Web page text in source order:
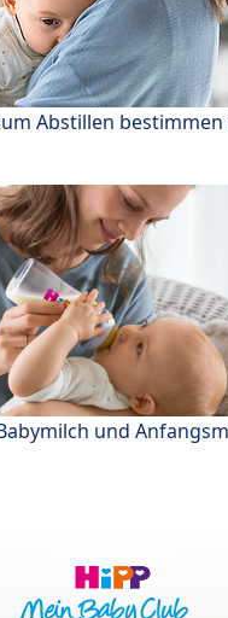
Abstillen
und